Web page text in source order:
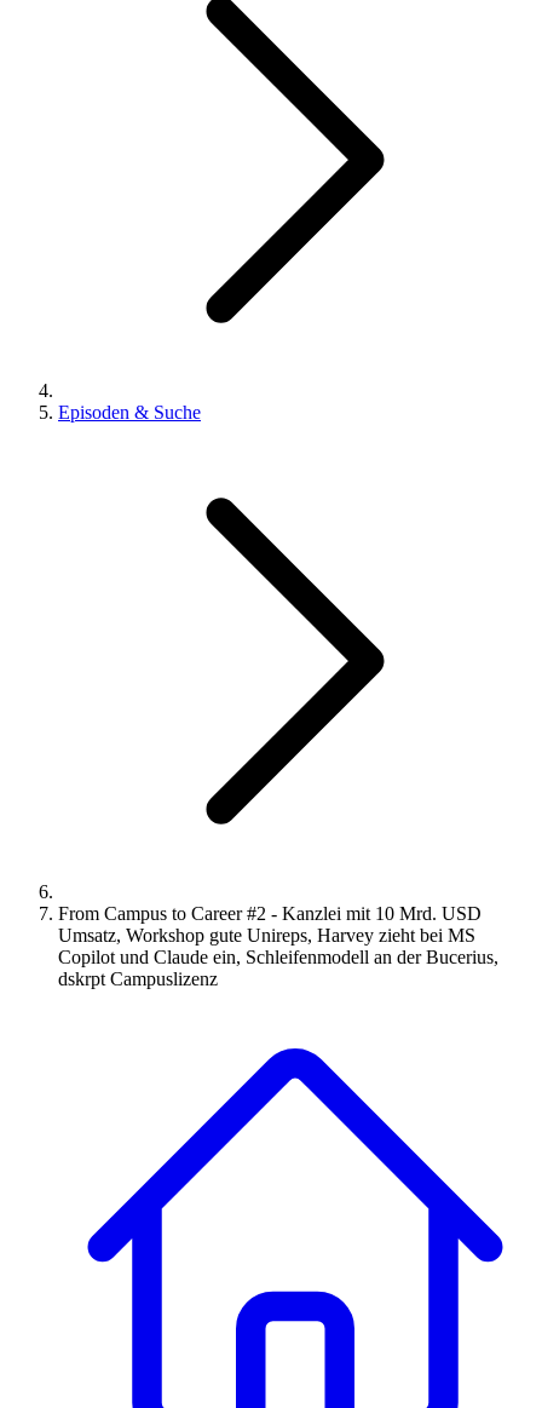
Episoden & Suche
From Campus to Career #2 - Kanzlei mit 10 Mrd. USD
Umsatz, Workshop gute Unireps, Harvey zieht bei MS
Copilot und Claude ein, Schleifenmodell an der Bucerius,
dskrpt Campuslizenz